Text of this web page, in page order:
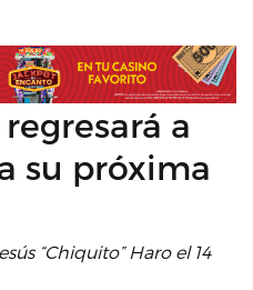
a
su próxima
“Chiquito” Haro el 14